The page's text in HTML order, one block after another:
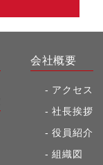
会社概要
アクセス
社長挨拶
役員紹介
組織図